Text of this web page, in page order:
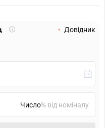
Що
Довідник
% від номіналу